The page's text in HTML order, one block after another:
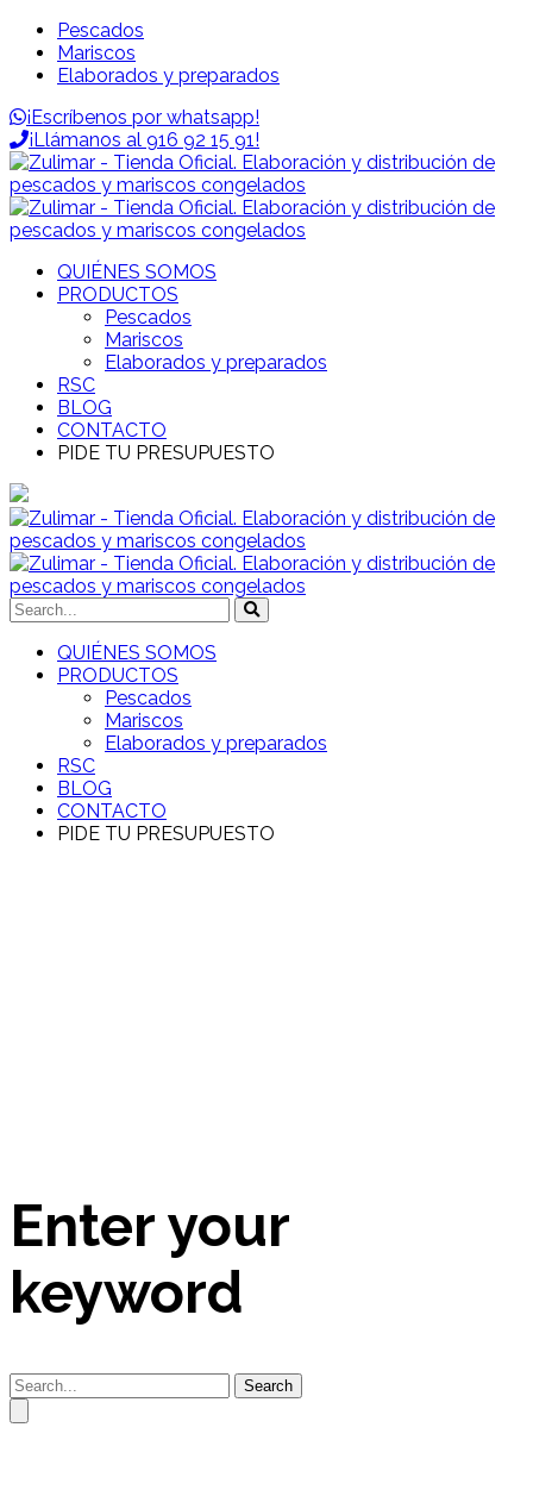
Pescados
Mariscos
Elaborados y preparados
¡Escríbenos por whatsapp!
¡Llámanos al 916 92 15 91!
QUIÉNES SOMOS
PRODUCTOS
Pescados
Mariscos
Elaborados y preparados
RSC
BLOG
CONTACTO
PIDE TU PRESUPUESTO
QUIÉNES SOMOS
PRODUCTOS
Pescados
Mariscos
Elaborados y preparados
RSC
BLOG
CONTACTO
PIDE TU PRESUPUESTO
Enter your
keyword
Search